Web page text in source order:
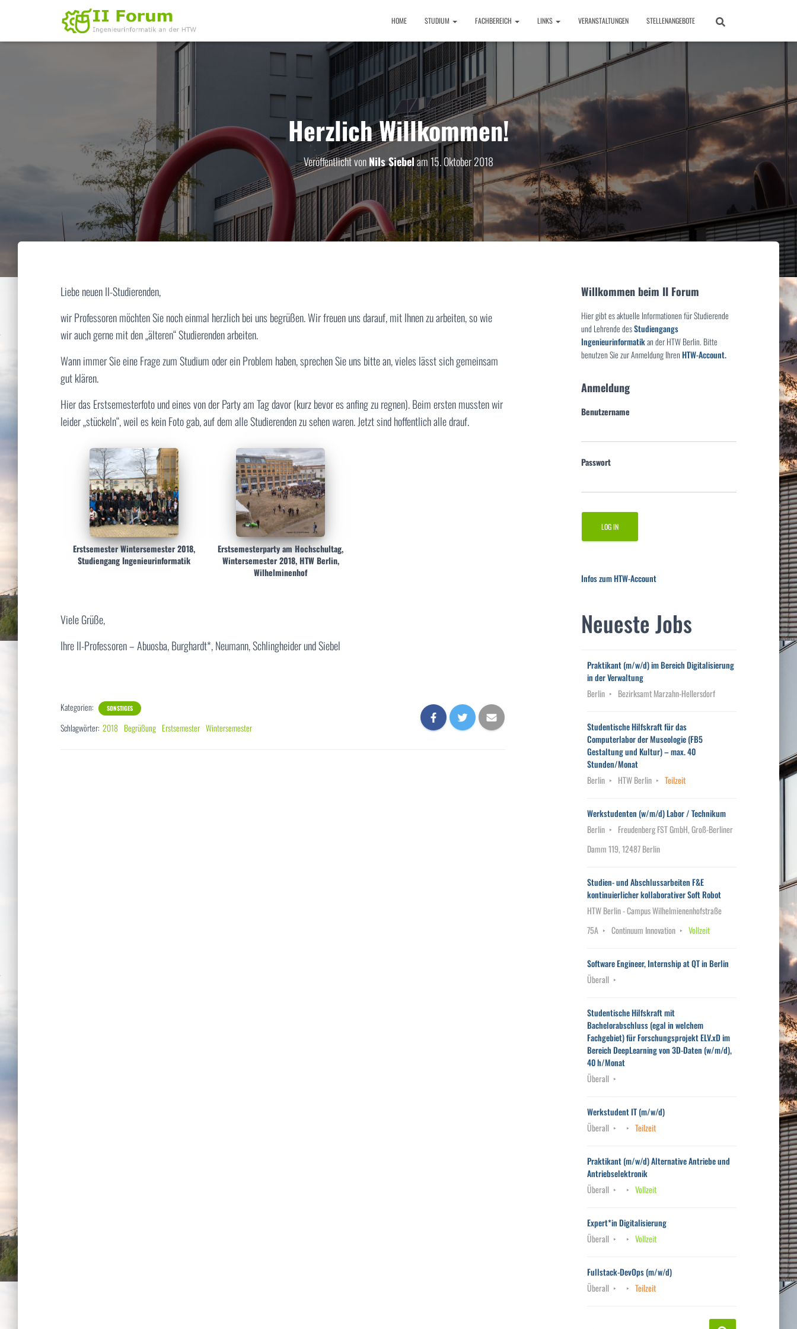
HOME STUDIUM FACHBEREICH LINKS VERANSTALTUNGEN STELLENANGEBOTE
Herzlich Willkommen!
Veröffentlicht vonNils Siebelam15. Oktober 2018
Liebe neuen II-Studierenden,
wir Professoren möchten Sie noch einmal herzlich bei uns begrüßen. Wir freuen uns darauf, mit Ihnen zu arbeiten, so wie
wir auch gerne mit den „älteren“ Studierenden arbeiten.
Wann immer Sie eine Frage zum Studium oder ein Problem haben, sprechen Sie uns bitte an, vieles lässt sich gemeinsam
gut klären.
Hier das Erstsemesterfoto und eines von der Party am Tag davor (kurz bevor es anfing zu regnen). Beim ersten mussten wir
leider „stückeln“, weil es kein Foto gab, auf dem alle Studierenden zu sehen waren. Jetzt sind hoffentlich alle drauf.
Erstsemester Wintersemester 2018,
Studiengang Ingenieurinformatik
Erstsemesterparty am Hochschultag,
Wintersemester 2018, HTW Berlin,
Wilhelminenhof
Viele Grüße,
Ihre II-Professoren – Abuosba, Burghardt*, Neumann, Schlingheider und Siebel
Kategorien: SONSTIGES
Schlagwörter: 2018 Begrüßung Erstsemester Wintersemester
Willkommen beim II Forum
Hier gibt es aktuelle Informationen für Studierende
und Lehrende desStudiengangs
Ingenieurinformatikan der HTW Berlin. Bitte
benutzen Sie zur Anmeldung IhrenHTW-Account.
Anmeldung
Benutzername
Passwort
Infos zum HTW-Account
Neueste Jobs
Praktikant (m/w/d) im Bereich Digitalisierung
in der Verwaltung
Berlin
Bezirksamt Marzahn-Hellersdorf
Studentische Hilfskraft für das
Computerlabor der Museologie (FB5
Gestaltung und Kultur) – max. 40
Stunden/Monat
Berlin
HTW Berlin Teilzeit
Werkstudenten (w/m/d) Labor / Technikum
Berlin
Freudenberg FST GmbH, Groß-Berliner
Damm 119, 12487 Berlin
Studien- und Abschlussarbeiten F&E
kontinuierlicher kollaborativer Soft Robot
HTW Berlin - Campus Wilhelmienenhofstraße
75A
Continuum Innovation Vollzeit
Software Engineer, Internship at QT in Berlin
Überall
Studentische Hilfskraft mit
Bachelorabschluss (egal in welchem
Fachgebiet) für Forschungsprojekt ELV.xD im
Bereich DeepLearning von 3D-Daten (w/m/d),
40 h/Monat
Überall
Werkstudent IT (m/w/d)
Überall
Teilzeit
Praktikant (m/w/d) Alternative Antriebe und
Antriebselektronik
Überall
Vollzeit
Expert*in Digitalisierung
Überall
Vollzeit
Fullstack-DevOps (m/w/d)
Überall
Teilzeit